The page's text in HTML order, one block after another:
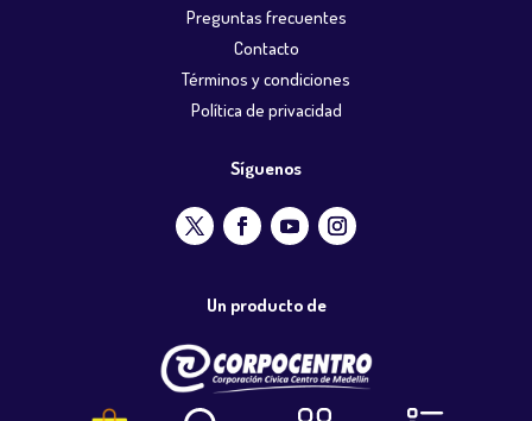
Preguntas frecuentes
Contacto
Términos y condiciones
Política de privacidad
Síguenos
Un producto de